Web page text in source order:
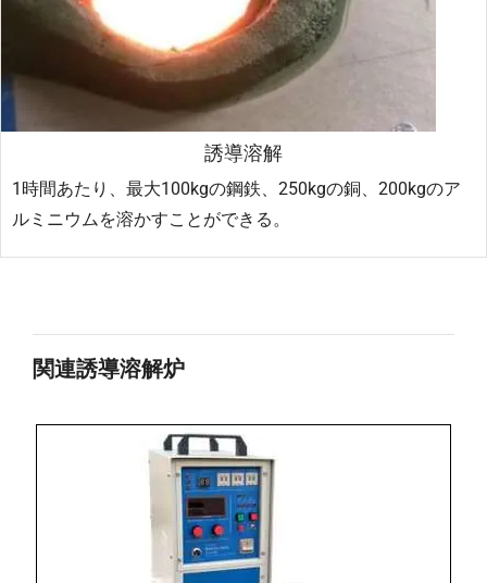
誘導溶解
1時間あたり、最大100kgの鋼鉄、250kgの銅、200kgのア
ルミニウムを溶かすことができる。
関連誘導溶解炉